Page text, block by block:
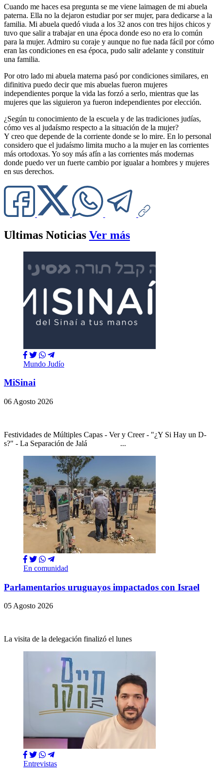
Cuando me haces esa pregunta se me viene laimagen de mi abuela
paterna. Ella no la dejaron estudiar por ser mujer, para dedicarse a la
familia. Mi abuela quedó viuda a los 32 anos con tres hijos chicos y
tuvo que salir a trabajar en una época donde eso no era lo común
para la mujer. Admiro su coraje y aunque no fue nada fácil por cómo
eran las condiciones en esa época, pudo salir adelante y constituir
una familia.
Por otro lado mi abuela materna pasó por condiciones similares, en
difinitiva puedo decir que mis abuelas fueron mujeres
independientes porque la vida las forzó a serlo, mientras que las
mujeres que las siguieron ya fueron independientes por elección.
¿Según tu conocimiento de la escuela y de las tradiciones judías,
cómo ves al judaísmo respecto a la situación de la mujer?
Y creo que depende de la corriente donde se lo mire. En lo personal
considero que el judaísmo limita mucho a la mujer en las corrientes
más ortodoxas. Yo soy más afín a las corrientes más modernas
donde puedo ver un fuerte cambio por igualar a hombres y mujeres
en sus derechos.
Ultimas Noticias Ver más
Mundo Judío
MiSinai
06 Agosto 2026
Festividades de Múltiples Capas - Ver y Creer - "¿Y Si Hay un D-
s?" - La Separación de Jalá ...
En comunidad
Parlamentarios uruguayos impactados con Israel
05 Agosto 2026
La visita de la delegación finalizó el lunes
Entrevistas